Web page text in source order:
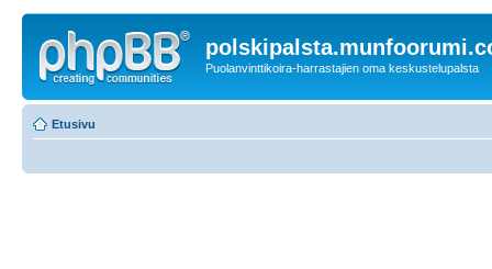
Puolanvinttikoira-harrastajien oma keskustelupalsta
Etusivu